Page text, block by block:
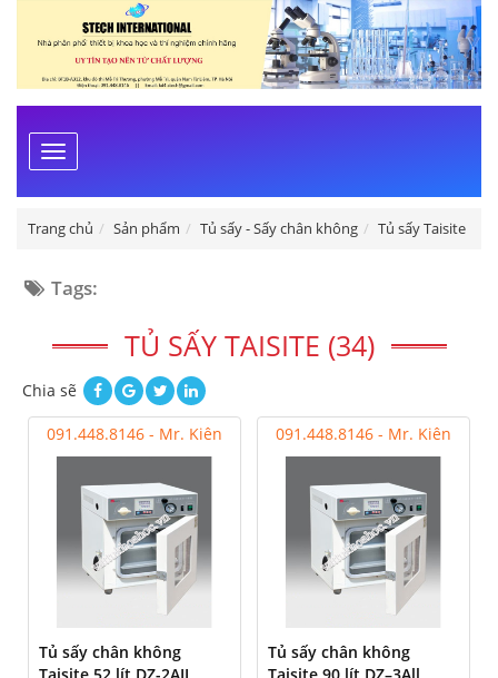
Toggle
navigation
Trang chủ Sản phẩm Tủ sấy - Sấy chân không Tủ sấy Taisite
Tags:
TỦ SẤY TAISITE (34)
Chia sẽ
091.448.8146 - Mr. Kiên
Tủ sấy chân không
091.448.8146 - Mr. Kiên
Tủ sấy chân không